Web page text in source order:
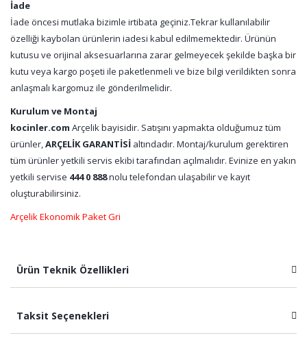
İade
İade öncesi mutlaka bizimle irtibata geçiniz.Tekrar kullanılabilir
özelliği kaybolan ürünlerin iadesi kabul edilmemektedir. Ürünün
kutusu ve orijinal aksesuarlarına zarar gelmeyecek şekilde başka bir
kutu veya kargo poşeti ile paketlenmeli ve bize bilgi verildikten sonra
anlaşmalı kargomuz ile gönderilmelidir.
Kurulum ve Montaj
kocinler.com Arçelik bayisidir. Satışını yapmakta olduğumuz tüm
ürünler,ARÇELİK GARANTİSİ altındadır. Montaj/kurulum gerektiren
tüm ürünler yetkili servis ekibi tarafından açılmalıdır. Evinize en yakın
yetkili servise 444 0 888nolu telefondan ulaşabilir ve kayıt
oluşturabilirsiniz.
Arçelik Ekonomik Paket Gri
Ürün Teknik Özellikleri
Taksit Seçenekleri